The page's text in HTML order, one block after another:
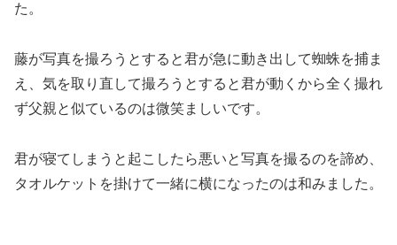
た。
藤が写真を撮ろうとすると君が急に動き出して蜘蛛を捕ま
え、気を取り直して撮ろうとすると君が動くから全く撮れ
ず父親と似ているのは微笑ましいです。
君が寝てしまうと起こしたら悪いと写真を撮るのを諦め、
タオルケットを掛けて一緒に横になったのは和みました。